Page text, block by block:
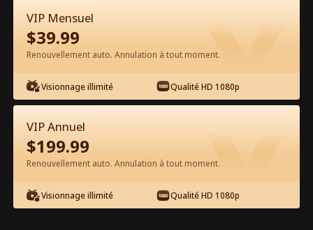
Épisode 43 - Seigneur des Nuées et
Guérisseur Légendaire Film complet
1-50 51-84 Tous les épisodes
43
VIP Mensuel
$39.99
Renouvellement auto. Annulation à tout moment.
Visionnage illimité Qualité HD 1080p
VIP Annuel
$199.99
Renouvellement auto. Annulation à tout moment.
Visionnage illimité Qualité HD 1080p